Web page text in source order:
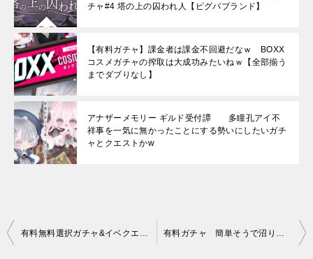
チャ#4 塔の上の囚われ人【ピグパブランド】
【有料ガチャ】課金者は課金不回避だなｗ BOXX
コスメガチャの搾取は大成功みたいねｗ【全部揃う
までダブりなし】
アナザーメモリー ギルド受付譚 多瞳孔アイ不
祥事を一気に無かったことにする勢いにしたいガチ
ャとクエストかw
投
有料無料選択ガチャ&イベクエ連動 何故かこの手のタイプになるとデザインの入り方が変わるよねｗ ピグパリファッションvol.2 ガチャ ファッションショーモデルへの道 有料ガチャ 簡単そうで沼りそうなんだがｗ 秋薔薇のクラシカルホテルガチャ